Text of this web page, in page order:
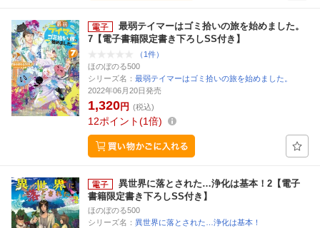
最弱テイマーはゴミ拾いの旅を始めました。
7【電子書籍限定書き下ろしSS付き】
（1件）
ほのぼのる500
シリーズ名： 最弱テイマーはゴミ拾いの旅を始めました。
2022年06月20日発売
1,320円 (税込)
12ポイント 1倍
異世界に落とされた…浄化は基本！2【電子
書籍限定書き下ろしSS付き】
ほのぼのる500
シリーズ名： 異世界に落とされた…浄化は基本！